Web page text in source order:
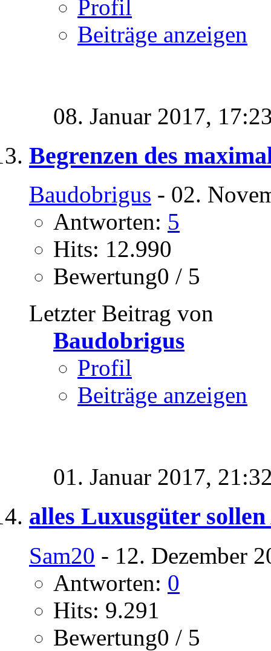
Profil
Beiträge anzeigen
08. Januar 2017,
Begrenzen des
Baudobrigus - 02.
Antworten: 5
Hits: 12.990
Bewertung0 / 5
Letzter Beitrag von
Baudobrigus
Profil
Beiträge anzeigen
01. Januar 2017,
alles Luxusgüter
Sam20 - 12. Dezember
Antworten: 0
Hits: 9.291
Bewertung0 / 5